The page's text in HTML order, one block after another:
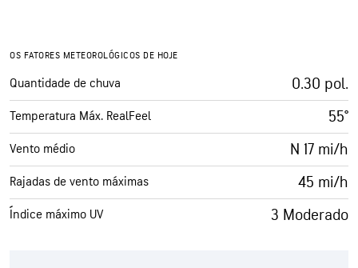
OS FATORES METEOROLÓGICOS DE HOJE
Quantidade de chuva 0.30 pol.
Temperatura Máx. RealFeel 55°
Vento médio N 17 mi/h
Rajadas de vento máximas 45 mi/h
Índice máximo UV 3 Moderado